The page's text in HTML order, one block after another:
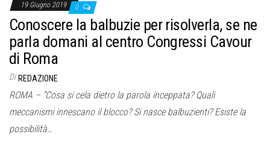
19 Giugno 2019 0
Conoscere la balbuzie per risolverla, se ne
parla domani al centro Congressi Cavour
di Roma
Di REDAZIONE
ROMA – “Cosa si cela dietro la parola inceppata? Quali
meccanismi innescano il blocco? Si nasce balbuzienti? Esiste la
possibilità…